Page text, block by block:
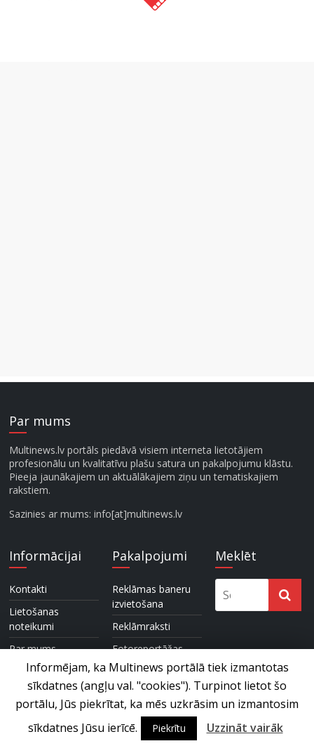
Par mums
Multinews.lv portāls piedāvā visiem interneta lietotājiem
profesionālu un kvalitatīvu plašu satura un pakalpojumu klāstu.
Pieeja jaunākajiem un aktuālākajiem ziņu un tematiskajiem
rakstiem.
Sazinies ar mums: info[at]multinews.lv
Informācijai
Kontakti
Lietošanas
noteikumi
Par mums
Partneri
Reklāma
Pakalpojumi
Reklāmas baneru
izvietošana
Reklāmraksti
Fotoreportāžas
Video reklāmas
Video filmēšana un
montāža
Fotografēšanas un
Meklēt
Informējam, ka Multinews portālā tiek izmantotas
sīkdatnes (angļu val. "cookies"). Turpinot lietot šo
portālu, Jūs piekrītat, ka mēs uzkrāsim un izmantosim
sīkdatnes Jūsu ierīcē.
Piekrītu Uzzināt vairāk